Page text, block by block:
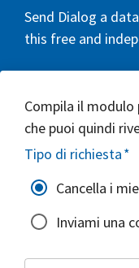
Send Dialog a
this free and
Compila il modulo
che puoi quindi
Tipo di richiesta*
Cancella i
Inviami una